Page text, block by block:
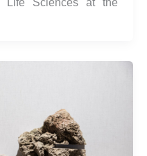
Sciences at the